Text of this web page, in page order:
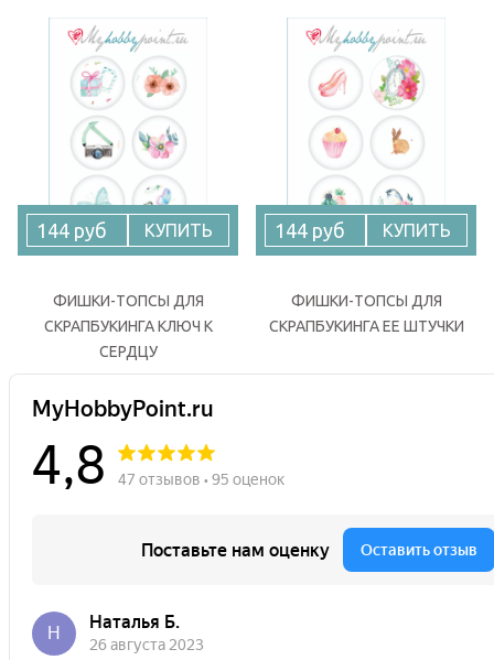
144 руб КУПИТЬ
ФИШКИ-ТОПСЫ ДЛЯ
СКРАПБУКИНГА КЛЮЧ К
СЕРДЦУ
144 руб КУПИТЬ
ФИШКИ-ТОПСЫ ДЛЯ
СКРАПБУКИНГА ЕЕ ШТУЧКИ